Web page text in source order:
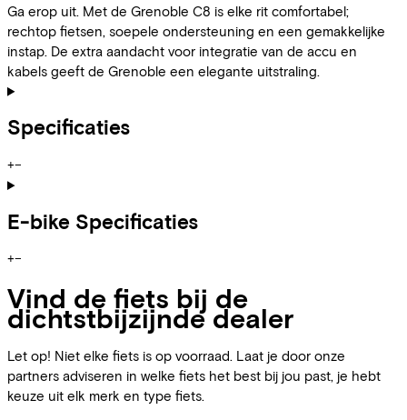
Ga erop uit. Met de Grenoble C8 is elke rit comfortabel;
rechtop fietsen, soepele ondersteuning en een gemakkelijke
instap. De extra aandacht voor integratie van de accu en
kabels geeft de Grenoble een elegante uitstraling.
Specificaties
+−
E-bike Specificaties
+−
Vind de fiets bij de
dichtstbijzijnde dealer
Let op! Niet elke fiets is op voorraad. Laat je door onze
partners adviseren in welke fiets het best bij jou past, je hebt
keuze uit elk merk en type fiets.